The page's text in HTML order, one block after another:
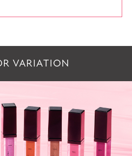
VARIATION